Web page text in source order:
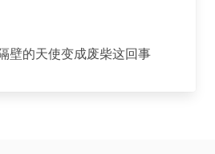
壁的天使变成废柴这回事